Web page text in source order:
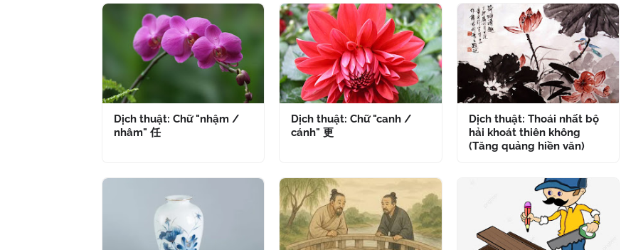
Dịch thuật: Chữ "nhậm /
nhâm" 任
Dịch thuật: Chữ "canh /
cánh" 更
Dịch thuật: Thoái nhất bộ
hải khoát thiên không
(Tăng quảng hiền văn)